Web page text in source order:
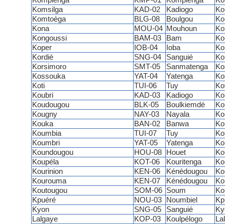
Komsilga
KAD-02 Kadiogo
Komtoèga
BLG-08 Boulgou
Kona
MOU-04 Mouhoun
Kongoussi
BAM-03 Bam
Koper
IOB-04 Ioba
Kordié
SNG-04 Sanguié
Korsimoro
SMT-05 Sanmatenga
Kossouka
YAT-04 Yatenga
Koti
TUI-06 Tuy
Koubri
KAD-03 Kadiogo
Koudougou
BLK-05 Boulkiemdé
Kougny
NAY-03 Nayala
Kouka
BAN-02 Banwa
Koumbia
TUI-07 Tuy
Koumbri
YAT-05 Yatenga
Koundougou
HOU-08 Houet
Koupéla
KOT-06 Kouritenga
Kourinion
KEN-06 Kénédougou
Kourouma
KEN-07 Kénédougou
Koutougou
SOM-06 Soum
Kpuéré
NOU-03 Noumbiel
Kyon
SNG-05 Sanguié
Lalgaye
KOP-03 Koulpélogo